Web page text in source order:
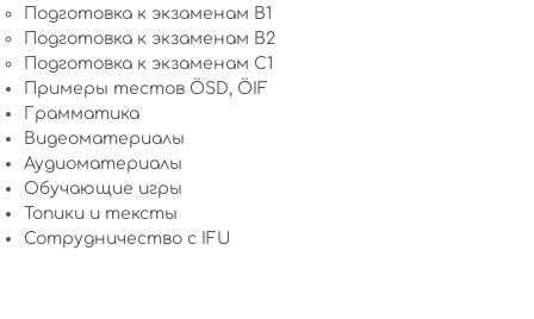
Подготовка к экзаменам B1
Подготовка к экзаменам B2
Подготовка к экзаменам C1
Примеры тестов ÖSD, ÖIF
Грамматика
Видеоматериалы
Аудиоматериалы
Обучающие игры
Топики и тексты
Сотрудничество c IFU